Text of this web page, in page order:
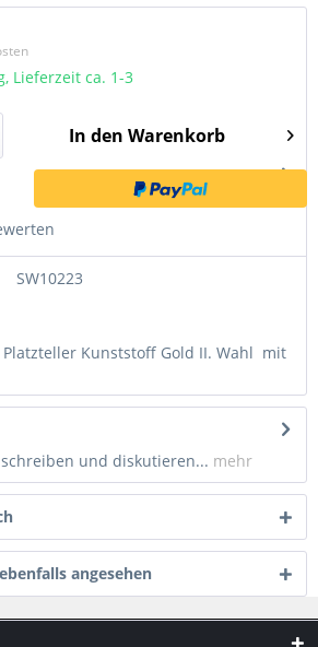
Lieferzeit ca. 1-3
In den Warenkorb
SW10223
Kunststoff Gold II. Wahl mit
und diskutieren... mehr
angesehen